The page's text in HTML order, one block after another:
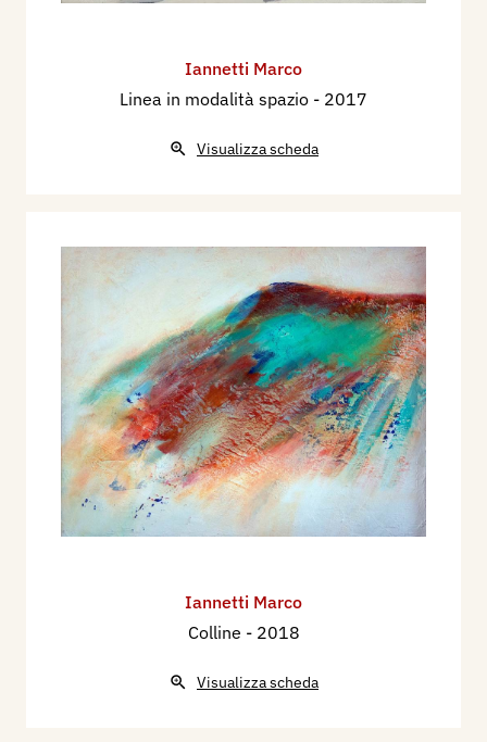
Iannetti Marco
Linea in modalità spazio - 2017
Visualizza scheda
Iannetti Marco
Colline - 2018
Visualizza scheda